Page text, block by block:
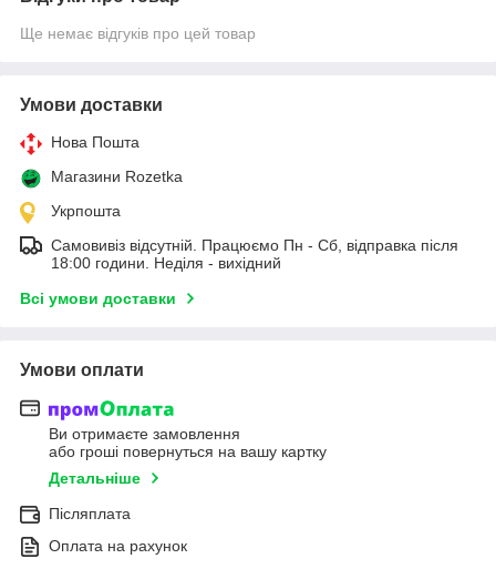
Ще немає відгуків про цей товар
Умови доставки
Нова Пошта
Магазини Rozetka
Укрпошта
Самовивіз відсутній. Працюємо Пн - Сб, відправка після
18:00 години. Неділя - вихідний
Всі умови доставки
Умови оплати
Ви отримаєте замовлення
або гроші повернуться на вашу картку
Детальніше
Післяплата
Оплата на рахунок